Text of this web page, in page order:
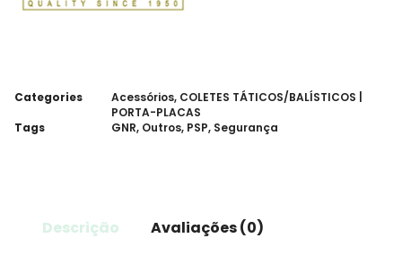
Categories Acessórios, COLETES TÁTICOS/BALÍSTICOS |
PORTA-PLACAS
Tags
GNR, Outros, PSP, Segurança
Descrição Avaliações (0)